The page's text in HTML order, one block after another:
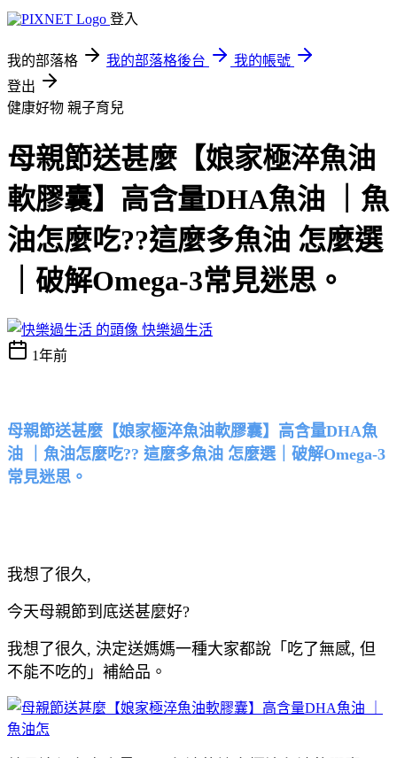
登入
我的部落格 我的部落格後台
我的帳號
登出
健康好物 親子育兒
母親節送甚麼【娘家極淬魚油
軟膠囊】高含量DHA魚油 ｜魚
油怎麼吃??這麼多魚油 怎麼選
｜破解Omega-3常見迷思。
快樂過生活
1年前
母親節送甚麼【娘家極淬魚油軟膠囊】高含量DHA魚
油 ｜魚油怎麼吃?? 這麼多魚油 怎麼選｜破解Omega-3
常見迷思。
我想了很久,
今天母親節到底送甚麼好?
我想了很久, 決定送媽媽一種大家都說「吃了無感, 但
不能不吃的」補給品。